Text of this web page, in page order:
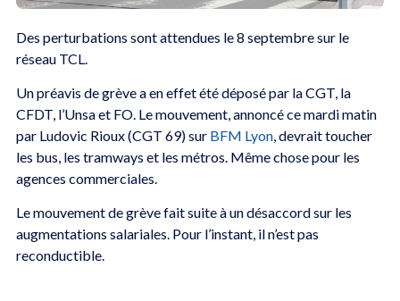
Des perturbations sont attendues le 8 septembre sur le
réseau TCL.
Un préavis de grève a en effet été déposé par la CGT, la
CFDT, l’Unsa et FO. Le mouvement, annoncé ce mardi matin
par Ludovic Rioux (CGT 69) sur BFM Lyon, devrait toucher
les bus, les tramways et les métros. Même chose pour les
agences commerciales.
Le mouvement de grève fait suite à un désaccord sur les
augmentations salariales. Pour l’instant, il n’est pas
reconductible.